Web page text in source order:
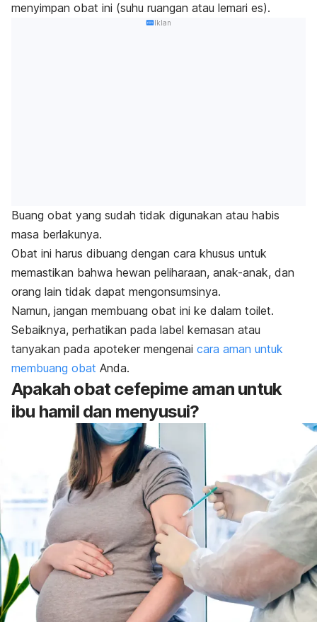
menyimpan obat ini (suhu ruangan atau lemari es).
Iklan
Buang obat yang sudah tidak digunakan atau habis
masa berlakunya.
Obat ini harus dibuang dengan cara khusus untuk
memastikan bahwa hewan peliharaan, anak-anak, dan
orang lain tidak dapat mengonsumsinya.
Namun, jangan membuang obat ini ke dalam toilet.
Sebaiknya, perhatikan pada label kemasan atau
tanyakan pada apoteker mengenai cara aman untuk
membuang obat Anda.
Apakah obat cefepime aman untuk
ibu hamil dan menyusui?